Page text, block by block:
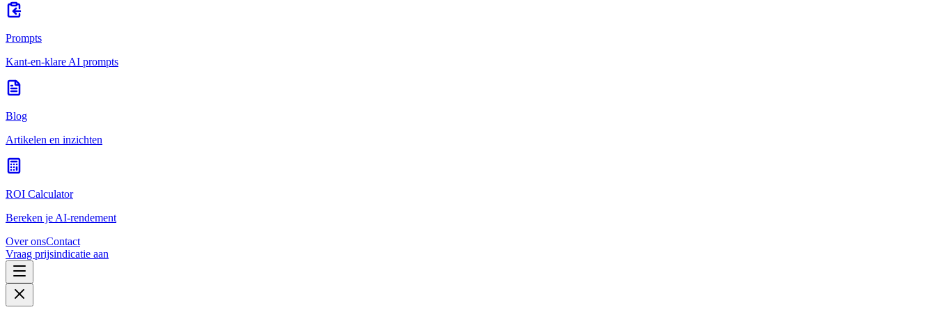
Prompts
Kant-en-klare AI prompts
Blog
Artikelen en inzichten
ROI Calculator
Bereken je AI-rendement
Over onsContact
Vraag prijsindicatie aan